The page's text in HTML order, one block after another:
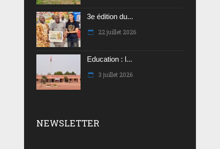
3e édition du...
22 juillet 2026
Education : l...
3 juillet 2026
NEWSLETTER